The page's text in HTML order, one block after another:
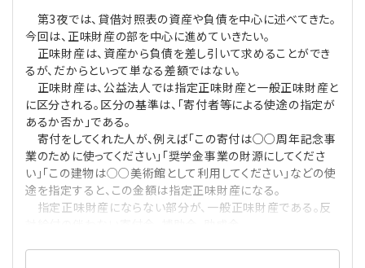
【連載】オピニオンリーダーのnote
【連載】会計相談室
【連載】公益法人運営実務の処方箋
【連載】公益法人会計検定試験一問一答
【連載】公益法人のための「新公益信託」活用戦略
【連載】シェアコモン200インタビュー
【連載】シェアコモン200 誌上相談室
【連載】実務と税務のポイント
【連載】事務局だよりPLUS
【連載】テーマで紐解く逆引きガイドライン
【連載】悩みと向き合う経営学
専門誌一覧
お問合せ
プライバシーポリシー
第3夜では、貸借対照表の資産や負債を中心に述べてきた。
今回は、正味財産の部を中心に進めていきたい。
正味財産は、資産から負債を差し引いて求めることができ
るが、だからといって単なる差額ではない。
正味財産は、公益法人では指定正味財産と一般正味財産と
に区分される。区分の基準は、「寄付者等による使途の指定が
あるか否か」である。
寄付をしてくれた人が、例えば「この寄付は○○周年記念事
業のために使ってください」「奨学金事業の財源にしてくださ
い」「この建物は○○美術館として利用してください」などの使
途を指定すると、この金額は指定正味財産になる。
指定正味財産にならない部分が、一般正味財産である。反